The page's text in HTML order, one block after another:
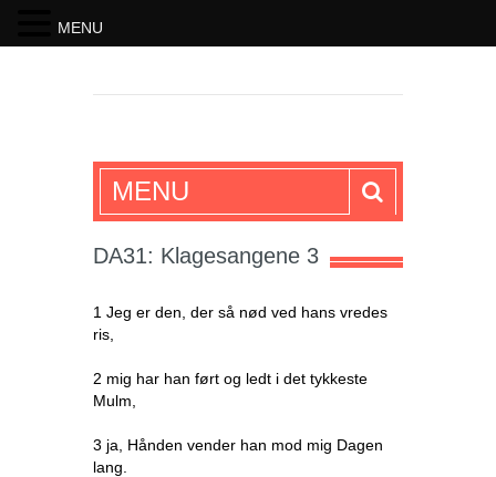
SKRIFTEN
MENU
DA31: Klagesangene 3
1 Jeg er den, der så nød ved hans vredes
ris,
2 mig har han ført og ledt i det tykkeste
Mulm,
3 ja, Hånden vender han mod mig Dagen
lang.
MENU